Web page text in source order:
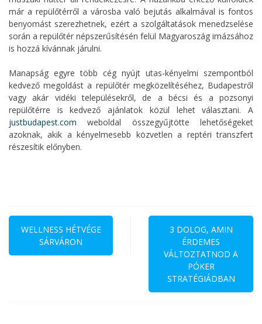
már a repülőtérről a városba való bejutás alkalmával is fontos
benyomást szerezhetnek, ezért a szolgáltatások menedzselése
során a repülőtér népszerűsítésén felül Magyaroszág imázsához
is hozzá kívánnak járulni.
Manapság egyre több cég nyújt utas-kényelmi szempontból
kedvező megoldást a repülőtér megközelítéséhez, Budapestről
vagy akár vidéki településekről, de a bécsi és a pozsonyi
repülőtérre is kedvező ajánlatok közül lehet választani. A
justbudapest.com weboldal összegyűjtötte lehetőségeket
azoknak, akik a kényelmesebb közvetlen a reptéri transzfert
részesítik előnyben.
Bejegyzés
navigáció
WELLNESS HÉTVÉGE
SÁRVÁRON
3 DOLOG, AMIN
ÉRDEMES
VÁLTOZTATNOD A
PÓKER
STRATÉGIÁDBAN